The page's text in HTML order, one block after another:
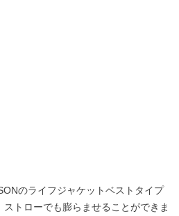
のライフジャケットベストタイプ
トローでも膨らませることができま